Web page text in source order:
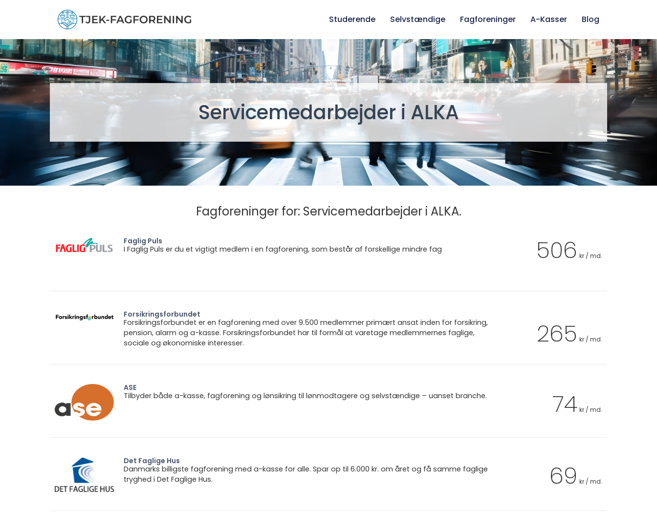
Studerende Selvstændige Fagforeninger A-Kasser Blog
Servicemedarbejder i ALKA
Fagforeninger for: Servicemedarbejder i ALKA.
Faglig Puls
I Faglig Puls er du et vigtigt medlem i en fagforening, som består af forskellige mindre fag
506 kr / md.
Forsikringsforbundet
Forsikringsforbundet er en fagforening med over 9.500 medlemmer primært ansat inden for forsikring,
pension, alarm og a-kasse. Forsikringsforbundet har til formål at varetage medlemmernes faglige,
sociale og økonomiske interesser.
265 kr / md.
ASE
Tilbyder både a-kasse, fagforening og lønsikring til lønmodtagere og selvstændige – uanset branche.
74 kr / md.
Det Faglige Hus
Danmarks billigste fagforening med a-kasse for alle. Spar op til 6.000 kr. om året og få samme faglige
tryghed i Det Faglige Hus.
69 kr / md.